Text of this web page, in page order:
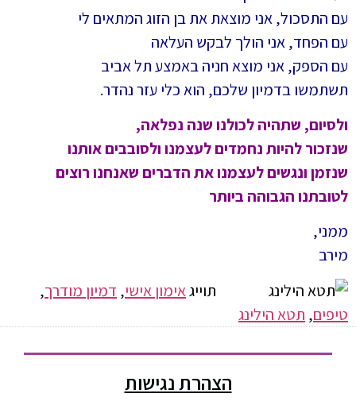
עם התסכול, אני מוצאת את בן הזוג המתאים לי
עם הפחד, אני הולך לבקש העלאה
עם הספק, אני מוצא חניה באמצע תל אביב
תשתמשו בדמיון שלכם, הוא כלי עזר נהדר.
ולסיום, שתהיה לכולנו שנה נפלאה,
שנזכור להיות נחמדים לעצמנו ולסובבים אותנו
שנזמן ונגשים לעצמנו את הדברים שאנחנו רוצים
לטובתנו הגבוהה ביותר
ממני,
מירב
תוייגאימון אישי, דמיון מודרך,
טיפים, תטא הילינג
הצהרת נגישות